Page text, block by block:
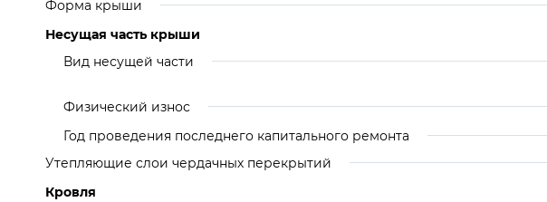
Форма крыши
Несущая часть крыши
Вид несущей части
Физический износ
Год проведения последнего капитального ремонта
Утепляющие слои чердачных перекрытий
Кровля